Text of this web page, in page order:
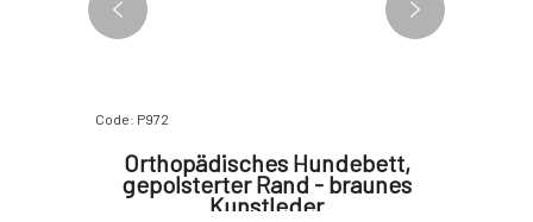
Code: P972
Orthopädisches Hundebett,
gepolsterter Rand - braunes
Kunstleder